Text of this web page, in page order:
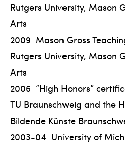
Rutgers University, Mason
Arts
2009 Mason Gross
Rutgers University, Mason
Arts
2006 “High Honors”
TU Braunschweig and the
Bildende Künste
2003-04 University of